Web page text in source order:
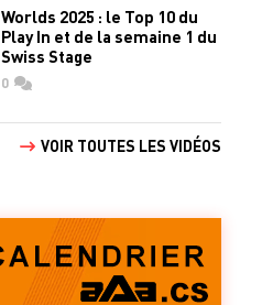
Worlds 2025 : le Top 10 du
Play In et de la semaine 1 du
Swiss Stage
0commentaires
VOIR TOUTES LES VIDÉOS